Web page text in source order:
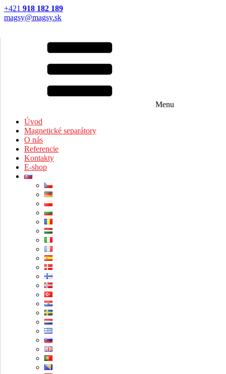
+421 918 182 189
magsy@magsy.sk
Menu
Úvod
Magnetické separátory
O nás
Referencie
Kontakty
E-shop